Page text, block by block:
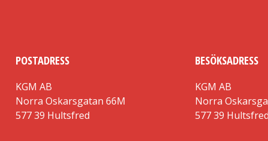
POSTADRESS
KGM AB
Norra Oskarsgatan 66M
577 39 Hultsfred
BESÖKSADRESS
KGM AB
Norra
577 39